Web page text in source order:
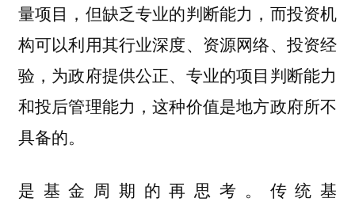
量项目，但缺乏专业的判断能力，而投资机
构可以利用其行业深度、资源网络、投资经
验，为政府提供公正、专业的项目判断能力
和投后管理能力，这种价值是地方政府所不
具备的。
是基金周期的再思考。传统基